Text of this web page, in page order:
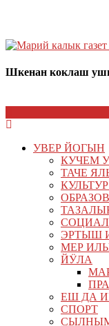
Шкенан коклаш
УВЕР ЙОГЫН
КУЧЕМ
ТАЧЕ
ЭРТЫШ
МЕР
ЙӰЛА
ЕШ ДА
СПОРТ